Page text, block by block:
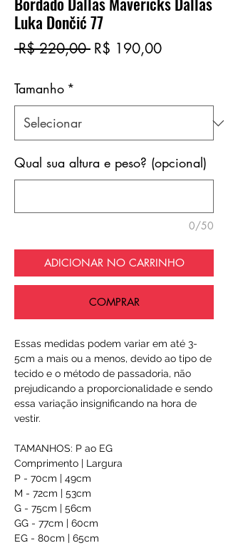
Luka Dončić 77
R$ 220,00 Preço
R$ 190,00Preço
Tamanho *
Qual sua altura e peso? (opcional)
0/50
ADICIONAR NO CARRINHO
COMPRAR
Essas medidas podem variar em até 3-
5cm a mais ou a menos, devido ao tipo de
tecido e o método de passadoria, não
prejudicando a proporcionalidade e sendo
essa variação insignificando na hora de
vestir.
TAMANHOS: P ao EG
Comprimento | Largura
P - 70cm | 49cm
M - 72cm | 53cm
G - 75cm | 56cm
GG - 77cm | 60cm
EG - 80cm | 65cm